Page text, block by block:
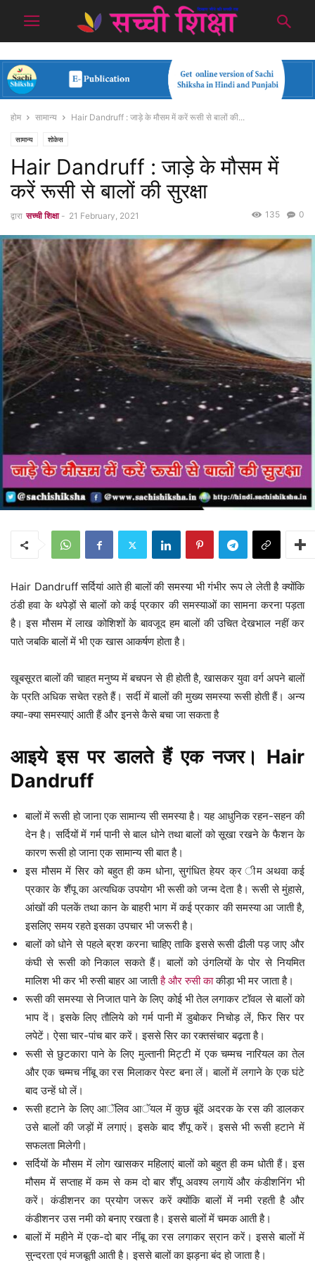
होम सामान्य Hair Dandruff : जाड़े के मौसम में करें रूसी से बालों की...
सामान्य शोकेस
Hair Dandruff : जाड़े के मौसम में
करें रूसी से बालों की सुरक्षा
द्वारा सच्ची शिक्षा - 21 February, 2021 0
135
Hair Dandruff सर्दियां आते ही बालों की समस्या भी गंभीर रूप ले लेती है क्योंकि
ठंडी हवा के थपेड़ों से बालों को कई प्रकार की समस्याओं का सामना करना पड़ता
है। इस मौसम में लाख कोशिशों के बावजूद हम बालों की उचित देखभाल नहीं कर
पाते जबकि बालों में भी एक खास आकर्षण होता है।
खूबसूरत बालों की चाहत मनुष्य में बचपन से ही होती है, खासकर युवा वर्ग अपने बालों
के प्रति अधिक सचेत रहते हैं। सर्दी में बालों की मुख्य समस्या रूसी होती हैं। अन्य
क्या-क्या समस्याएं आती हैं और इनसे कैसे बचा जा सकता है
आइये इस पर डालते हैं एक नजर। Hair
Dandruff
बालों में रूसी हो जाना एक सामान्य सी समस्या है। यह आधुनिक रहन-सहन की
देन है। सर्दियों में गर्म पानी से बाल धोने तथा बालों को सूखा रखने के फैशन के
कारण रूसी हो जाना एक सामान्य सी बात है।
इस मौसम में सिर को बहुत ही कम धोना, सुगंधित हेयर क्र ीम अथवा कई
प्रकार के शैंपू का अत्यधिक उपयोग भी रूसी को जन्म देता है। रूसी से मुंहासे,
आंखों की पलकें तथा कान के बाहरी भाग में कई प्रकार की समस्या आ जाती है,
इसलिए समय रहते इसका उपचार भी जरूरी है।
बालों को धोने से पहले ब्रश करना चाहिए ताकि इससे रूसी ढीली पड़ जाए और
कंघी से रूसी को निकाल सकते हैं। बालों को उंगलियों के पोर से नियमित
मालिश भी कर भी रुसी बाहर आ जातीहै और रुसी काकीड़ा भी मर जाता है।
रूसी की समस्या से निजात पाने के लिए कोई भी तेल लगाकर टॉवल से बालों को
भाप दें। इसके लिए तौलिये को गर्म पानी में डुबोकर निचोड़ लें, फिर सिर पर
लपेटें। ऐसा चार-पांच बार करें। इससे सिर का रक्तसंचार बढ़ता है।
रूसी से छुटकारा पाने के लिए मुल्तानी मिट्टी में एक चम्मच नारियल का तेल
और एक चम्मच नींबू का रस मिलाकर पेस्ट बना लें। बालों में लगाने के एक घंटे
बाद उन्हें धो लें।
रूसी हटाने के लिए आॅलिव आॅयल में कुछ बूंदें अदरक के रस की डालकर
उसे बालों की जड़ों में लगाएं। इसके बाद शैंपू करें। इससे भी रूसी हटाने में
सफलता मिलेगी।
सर्दियों के मौसम में लोग खासकर महिलाएं बालों को बहुत ही कम धोती हैं। इस
मौसम में सप्ताह में कम से कम दो बार शैंपू अवश्य लगायें और कंडीशनिंग भी
करें। कंडीशनर का प्रयोग जरूर करें क्योंकि बालों में नमी रहती है और
कंडीशनर उस नमी को बनाए रखता है। इससे बालों में चमक आती है।
बालों में महीने में एक-दो बार नींबू का रस लगाकर स्रान करें। इससे बालों में
सुन्दरता एवं मजबूती आती है। इससे बालों का झड़ना बंद हो जाता है।